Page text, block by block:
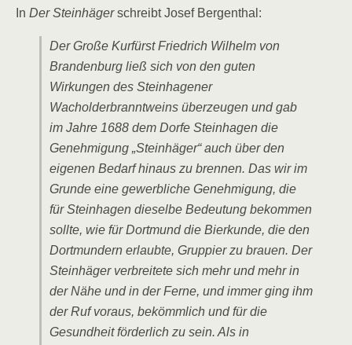
In Der Steinhägerschreibt Josef Bergenthal:
Der Große Kurfürst Friedrich Wilhelm von
Brandenburg ließ sich von den guten
Wirkungen des Steinhagener
Wacholderbranntweins überzeugen und gab
im Jahre 1688 dem Dorfe Steinhagen die
Genehmigung „Steinhäger“ auch über den
eigenen Bedarf hinaus zu brennen. Das wir im
Grunde eine gewerbliche Genehmigung, die
für Steinhagen dieselbe Bedeutung bekommen
sollte, wie für Dortmund die Bierkunde, die den
Dortmundern erlaubte, Gruppier zu brauen. Der
Steinhäger verbreitete sich mehr und mehr in
der Nähe und in der Ferne, und immer ging ihm
der Ruf voraus, bekömmlich und für die
Gesundheit förderlich zu sein. Als in